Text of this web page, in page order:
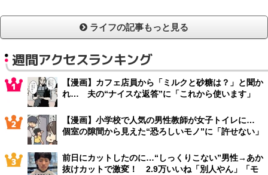
ライフの記事もっと見る
週間アクセスランキング
【漫画】カフェ店員から「ミルクと砂糖は？」と聞か
れ… 夫の“ナイスな返答”に「これから使います」
【漫画】小学校で人気の男性教師が女子トイレに…
個室の隙間から見えた“恐ろしいモノ”に「許せない」
前日にカットしたのに…“しっくりこない”男性→あか
抜けカットで激変！ 2.9万いいね「別人やん」「モ